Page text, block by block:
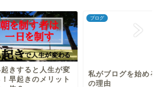
ログを始める３つ
スペイン
スペインの奇祭！ラ